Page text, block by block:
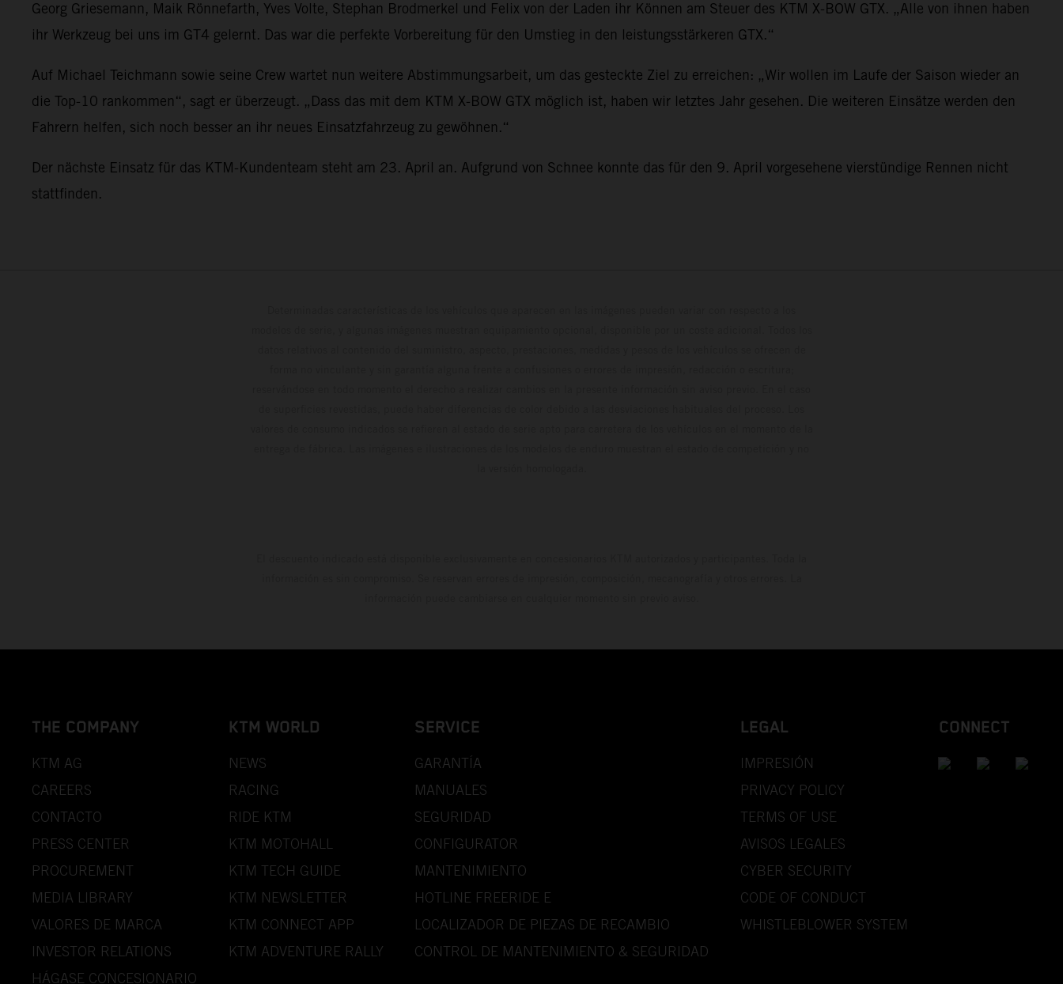
Georg Griesemann, Maik Rönnefarth, Yves Volte, Stephan Brodmerkel und Felix von der Laden ihr Können am Steuer des KTM X-BOW GTX. „Alle von ihnen haben
ihr Werkzeug bei uns im GT4 gelernt. Das war die perfekte Vorbereitung für den Umstieg in den leistungsstärkeren GTX.“
Auf Michael Teichmann sowie seine Crew wartet nun weitere Abstimmungsarbeit, um das gesteckte Ziel zu erreichen: „Wir wollen im Laufe der Saison wieder an
die Top-10 rankommen“, sagt er überzeugt. „Dass das mit dem KTM X-BOW GTX möglich ist, haben wir letztes Jahr gesehen. Die weiteren Einsätze werden den
Fahrern helfen, sich noch besser an ihr neues Einsatzfahrzeug zu gewöhnen.“
Der nächste Einsatz für das KTM-Kundenteam steht am 23. April an. Aufgrund von Schnee konnte das für den 9. April vorgesehene vierstündige Rennen nicht
stattfinden.
THE COMPANY
KTM AG
CAREERS
CONTACTO
PRESS CENTER
PROCUREMENT
MEDIA LIBRARY
VALORES DE MARCA
INVESTOR RELATIONS
HÁGASE CONCESIONARIO
KTM WORLD
NEWS
RACING
RIDE KTM
KTM MOTOHALL
KTM TECH GUIDE
KTM NEWSLETTER
KTM CONNECT APP
KTM ADVENTURE RALLY
SERVICE
GARANTÍA
MANUALES
SEGURIDAD
CONFIGURATOR
MANTENIMIENTO
HOTLINE FREERIDE E
LOCALIZADOR DE PIEZAS DE RECAMBIO
CONTROL DE MANTENIMIENTO & SEGURIDAD
LEGAL
IMPRESIÓN
PRIVACY POLICY
TERMS OF USE
AVISOS LEGALES
CYBER SECURITY
CODE OF CONDUCT
WHISTLEBLOWER SYSTEM
CONNECT